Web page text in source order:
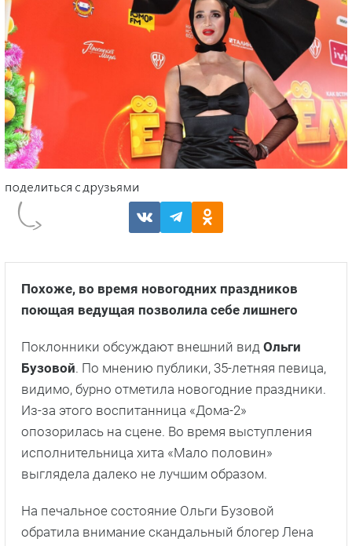
Похоже, во время новогодних праздников
поющая ведущая позволила себе лишнего
Поклонники обсуждают внешний вид Ольги
Бузовой. По мнению публики, 35-летняя певица,
видимо, бурно отметила новогодние праздники.
Из-за этого воспитанница «Дома-2»
опозорилась на сцене. Во время выступления
исполнительница хита «Мало половин»
выглядела далеко не лучшим образом.
На печальное состояние Ольги Бузовой
обратила внимание скандальный блогер Лена